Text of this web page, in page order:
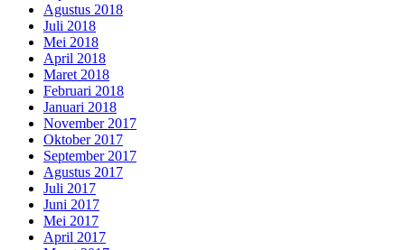
Agustus 2018
Juli 2018
Mei 2018
April 2018
Maret 2018
Februari 2018
Januari 2018
November 2017
Oktober 2017
September 2017
Agustus 2017
Juli 2017
Juni 2017
Mei 2017
April 2017